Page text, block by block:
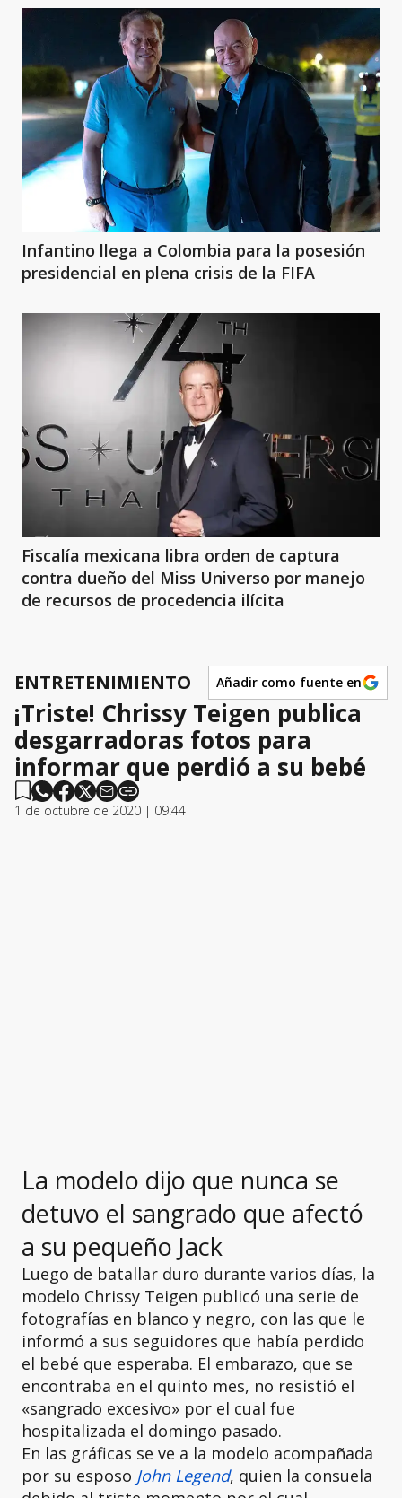
Infantino llega a Colombia para la posesión
presidencial en plena crisis de la FIFA
Fiscalía mexicana libra orden de captura
contra dueño del Miss Universo por manejo
de recursos de procedencia ilícita
ENTRETENIMIENTO Añadir como fuente en
¡Triste! Chrissy Teigen publica
desgarradoras fotos para
informar que perdió a su bebé
1 de octubre de 2020 | 09:44
La modelo dijo que nunca se
detuvo el sangrado que afectó
a su pequeño Jack
Luego de batallar duro durante varios días, la
modelo Chrissy Teigen publicó una serie de
fotografías en blanco y negro, con las que le
informó a sus seguidores que había perdido
el bebé que esperaba. El embarazo, que se
encontraba en el quinto mes, no resistió el
«sangrado excesivo» por el cual fue
hospitalizada el domingo pasado.
En las gráficas se ve a la modelo acompañada
por su esposo John Legend, quien la consuela